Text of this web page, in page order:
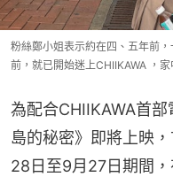
粉絲鄭小姐表示約在四、五年前
前，就已開始迷上CHIIKAWA ，
為配合CHIIKAWA首
島的秘密》即將上映
28日至9月27日期間